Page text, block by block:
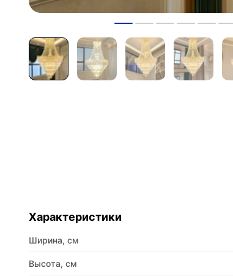
Характеристики
Ширина, см
Высота, см